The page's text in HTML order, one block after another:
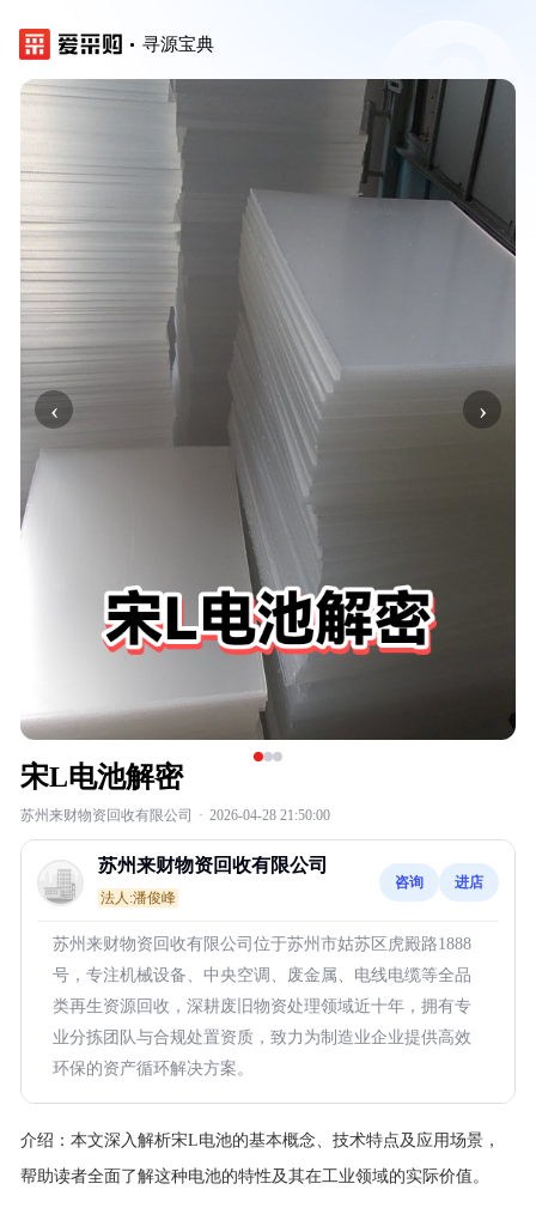
寻源宝典
‹ ›
宋L电池解密
苏州来财物资回收有限公司 · 2026-04-28 21:50:00
苏州来财物资回收有限公司
法人:潘俊峰
咨询 进店
苏州来财物资回收有限公司位于苏州市姑苏区虎殿路1888
号，专注机械设备、中央空调、废金属、电线电缆等全品
类再生资源回收，深耕废旧物资处理领域近十年，拥有专
业分拣团队与合规处置资质，致力为制造业企业提供高效
环保的资产循环解决方案。
介绍： 本文深入解析宋L电池的基本概念、技术特点及应用场景，
帮助读者全面了解这种电池的特性及其在工业领域的实际价值。